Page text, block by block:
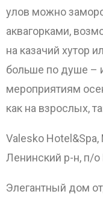
улов можно
аквагорками,
на казачий хутор
больше по душе –
мероприятиям
как на взрослых,
Valesko
Ленинский р-н, п/о
Элегантный дом